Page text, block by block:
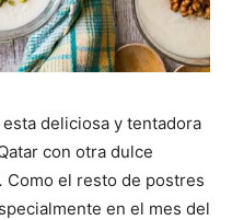
deliciosa y tentadora
con otra dulce
. Como el resto de postres
en el mes del